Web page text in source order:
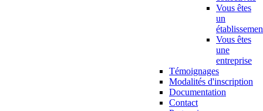
Vous êtes
un
Vous êtes
une
entreprise
Témoignages
Modalités d'inscription
Documentation
Contact